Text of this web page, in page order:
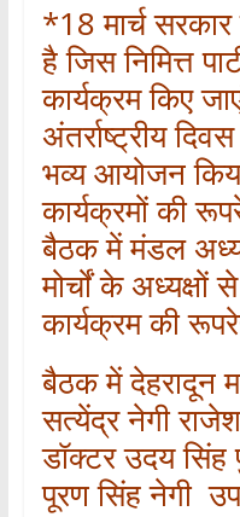
*18 मार्च सरकार
है जिस निमित्त
कार्यक्रम किए
अंतर्राष्ट्रीय
भव्य आयोजन
कार्यक्रमों की
बैठक में मंडल
मोर्चों के
कार्यक्रम की
बैठक में देहरादून
सत्येंद्र नेगी राजेश
डॉक्टर उदय सिंह
पूरण सिंह नेगी